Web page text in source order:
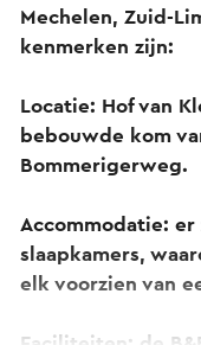
Mechelen, Zuid-
kenmerken zijn:
Locatie: Hof van
bebouwde kom
Bommerigerweg.
Accommodatie:
slaapkamers,
elk voorzien van